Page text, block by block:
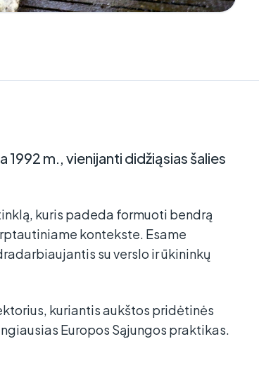
m., vienijanti didžiąsias šalies
kuris padeda formuoti bendrą
kontekste. Esame
su verslo ir ūkininkų
kuriantis aukštos pridėtinės
Europos Sąjungos praktikas.